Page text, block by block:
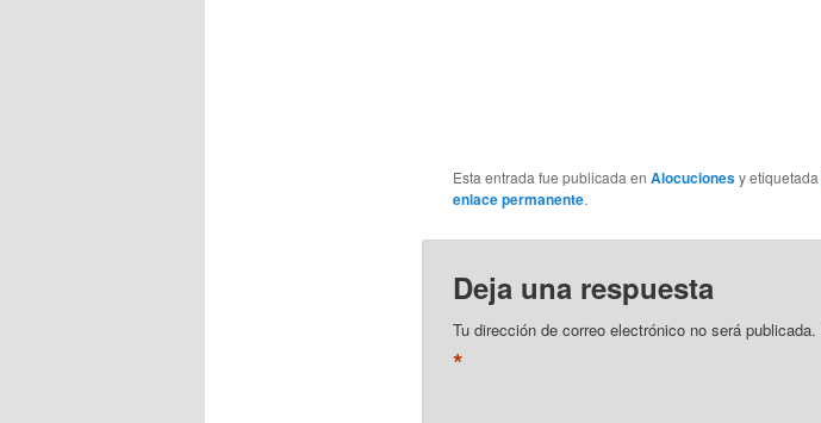
Esta entrada fue publicada en Alocucionesy etiquetada
enlace permanente.
Deja una respuesta
Tu dirección de correo electrónico no será publicada.
*